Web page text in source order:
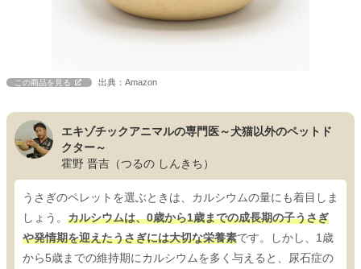
この商品を見る 出典：Amazon
エキゾチックアニマルの専門医～犬猫以外のペットド
クター～
霍野 晋吉（つるの しんきち）
うさぎのペレットを選ぶときは、カルシウムの量にも着目しま
しょう。 カルシウムは、0歳から1歳までの成長期の子うさぎ
や発情期を迎えたうさぎには大切な栄養素です。しかし、1歳
から5歳までの維持期にカルシウムを多く与えると、尿石症の